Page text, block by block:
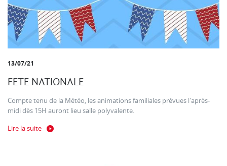
13/07/21
FETE NATIONALE
Compte tenu de la Météo, les animations familiales prévues l'après-
midi dès 15H auront lieu salle polyvalente.
Lire la suite